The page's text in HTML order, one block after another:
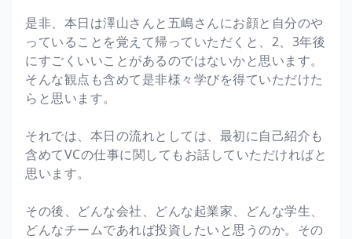
是非、本日は澤山さんと五嶋さんにお顔と自分のや
っていることを覚えて帰っていただくと、2、3年後
にすごくいいことがあるのではないかと思います。
そんな観点も含めて是非様々学びを得ていただけた
らと思います。
それでは、本日の流れとしては、最初に自己紹介も
含めてVCの仕事に関してもお話していただければと
思います。
その後、どんな会社、どんな起業家、どんな学生、
どんなチームであれば投資したいと思うのか。その